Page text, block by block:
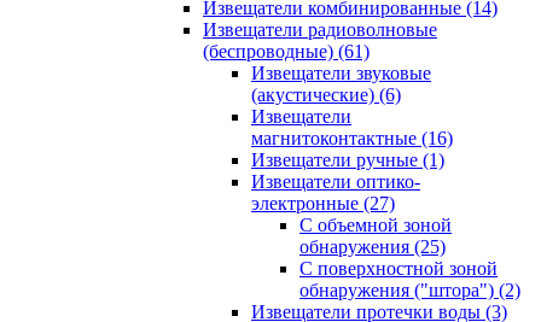
Извещатели комбинированные (14)
Извещатели радиоволновые
(беспроводные) (61)
Извещатели звуковые
(акустические) (6)
Извещатели
магнитоконтактные (16)
Извещатели ручные (1)
Извещатели оптико-
электронные (27)
С объемной зоной
обнаружения (25)
С поверхностной зоной
обнаружения ("штора") (2)
Извещатели протечки воды (3)